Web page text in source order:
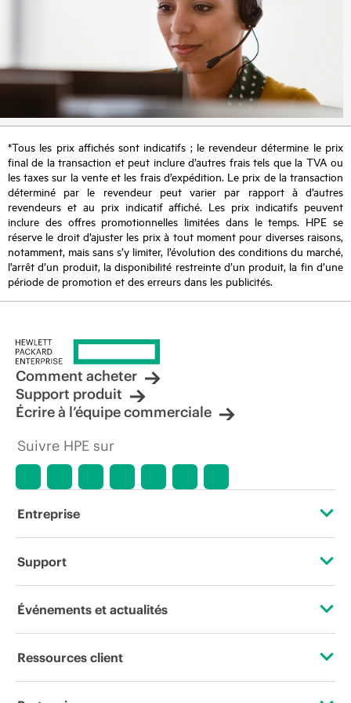
*Tous les prix affichés sont indicatifs ; le revendeur détermine le prix
final de la transaction et peut inclure d’autres frais tels que la TVA ou
les taxes sur la vente et les frais d’expédition. Le prix de la transaction
déterminé par le revendeur peut varier par rapport à d’autres
revendeurs et au prix indicatif affiché. Les prix indicatifs peuvent
inclure des offres promotionnelles limitées dans le temps. HPE se
réserve le droit d’ajuster les prix à tout moment pour diverses raisons,
notamment, mais sans s’y limiter, l’évolution des conditions du marché,
l’arrêt d’un produit, la disponibilité restreinte d’un produit, la fin d’une
période de promotion et des erreurs dans les publicités.
Comment acheter
Support produit
Écrire à l’équipe commerciale
Suivre HPE sur
Entreprise
À propos de HPE
Responsabilité d’entreprise
Support
Services d’assistance opérationnelle (OSS)
Événements et actualités
Événements
Ressources client
Nous contacter